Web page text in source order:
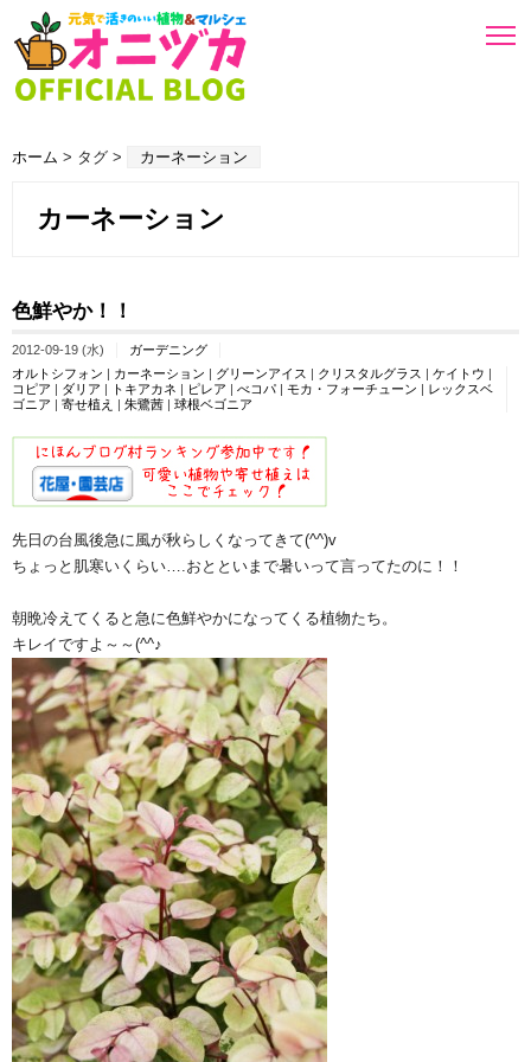
ホーム > タグ > カーネーション
カーネーション
色鮮やか！！
2012-09-19 (水)
ガーデニング
オルトシフォン | カーネーション | グリーンアイス | クリスタルグラス | ケイトウ |
コピア | ダリア | トキアカネ | ピレア | べコパ | モカ・フォーチューン | レックスベ
ゴニア | 寄せ植え | 朱鷺茜 | 球根ベゴニア
先日の台風後急に風が秋らしくなってきて(^^)v
ちょっと肌寒いくらい….おとといまで暑いって言ってたのに！！
朝晩冷えてくると急に色鮮やかになってくる植物たち。
キレイですよ～～(^^♪